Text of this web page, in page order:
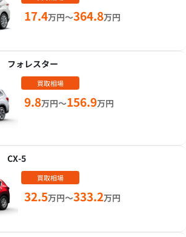
17.4万円～364.8万円
フォレスター
買取相場
9.8万円～156.9万円
CX-5
買取相場
32.5万円～333.2万円